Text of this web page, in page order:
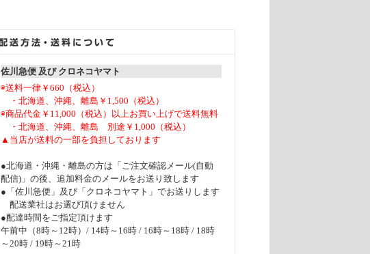
佐川急便 及び クロネコヤマト
◉送料一律￥660（税込）
・北海道、沖縄、離島￥1,500（税込）
◉商品代金￥11,000（税込）以上お買い上げで送料無料
・北海道、沖縄、離島 別途￥1,000（税込）
▲当店が送料の一部を負担しております
●北海道・沖縄・離島の方は「ご注文確認メール(自動
配信)」の後、追加料金のメールをお送り致します
●「佐川急便」及び「クロネコヤマト」でお送りします
配送業社はお選び頂けません
●配達時間をご指定頂けます
午前中（8時～12時）/ 14時～16時 / 16時～18時 / 18時
～20時 / 19時～21時